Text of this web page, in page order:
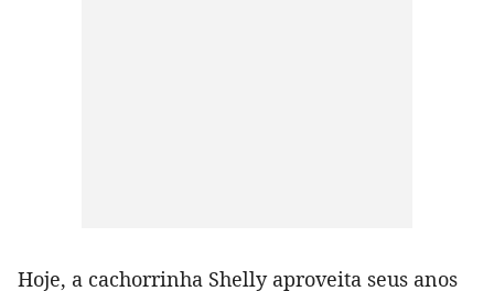
Hoje, a cachorrinha Shelly aproveita seus anos